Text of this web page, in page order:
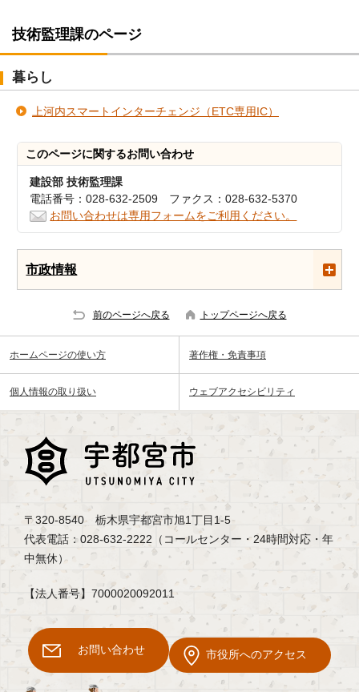
技術監理課のページ
暮らし
上河内スマートインターチェンジ（ETC専用IC）
このページに関するお問い合わせ
建設部 技術監理課
電話番号：028-632-2509 ファクス：028-632-5370
お問い合わせは専用フォームをご利用ください。
市政情報
前のページへ戻る トップページへ戻る
ホームページの使い方 著作権・免責事項
個人情報の取り扱い ウェブアクセシビリティ
〒320-8540 栃木県宇都宮市旭1丁目1-5
代表電話：028-632-2222（コールセンター・24時間対応・年
中無休）
【法人番号】7000020092011
お問い合わせ 市役所へのアクセス